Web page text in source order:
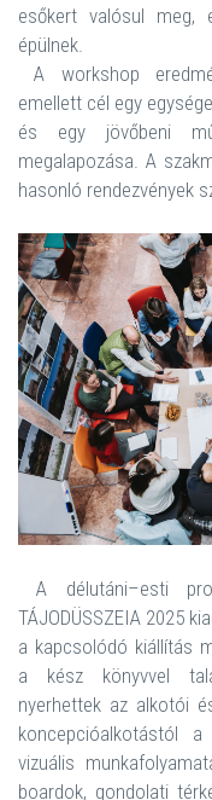
esőkert valósul meg,
épülnek.
A workshop
emellett cél egy
és egy jövőbeni
megalapozása. A
hasonló rendezvények
A délutáni–esti
TÁJODÜSSZEIA 2025
a kapcsolódó kiállítás
a kész könyvvel
nyerhettek az alkotói
koncepcióalkotástól
vizuális
boardok, gondolati